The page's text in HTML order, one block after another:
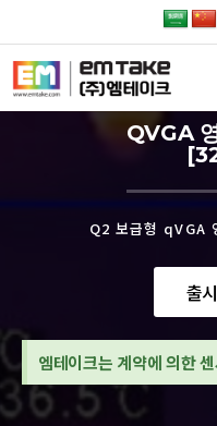
QVGA
Q2 보급형 qVGA
출
엠테이크는 계약에 의한